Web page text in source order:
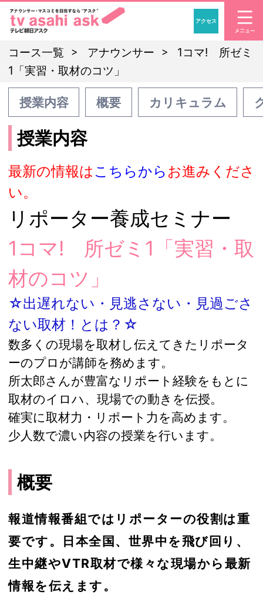
「アナウンサー・マ
アクセス
コース一覧 アナウンサー
1コマ! 所ゼミ
1「実習・取材のコツ」
授業内容 概要 カリキュラム
授業内容
最新の情報はこちらから お進みくださ
い。
リポーター養成セミナー
1コマ! 所ゼミ1「実習・取
材のコツ」
☆出遅れない・見逃さない・見過ごさ
ない取材！とは？☆
数多くの現場を取材し伝えてきたリポータ
ーのプロが講師を務めます。
所太郎さんが豊富なリポート経験をもとに
取材のイロハ、現場での動きを伝授。
確実に取材力・リポート力を高めます。
少人数で濃い内容の授業を行います。
概要
報道情報番組ではリポーターの役割は重
要です。日本全国、世界中を飛び回り、
生中継やVTR取材で様々な現場から最新
情報を伝えます。